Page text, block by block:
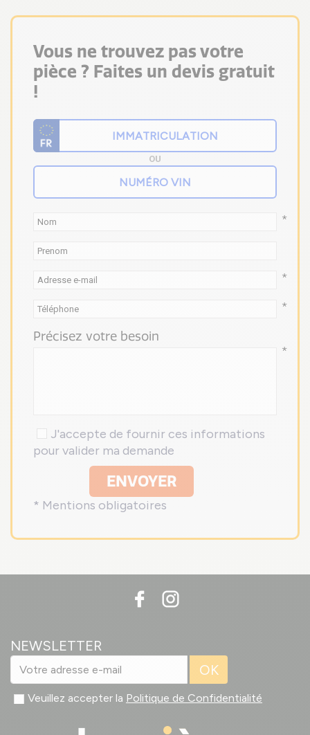
Vous ne trouvez pas votre
pièce ? Faites un devis gratuit
!
OU
*
*
*
Précisez votre besoin
*
J'accepte de fournir ces informations
pour valider ma demande
ENVOYER
* Mentions obligatoires
NEWSLETTER
OK
Veuillez accepter la Politique de Confidentialité